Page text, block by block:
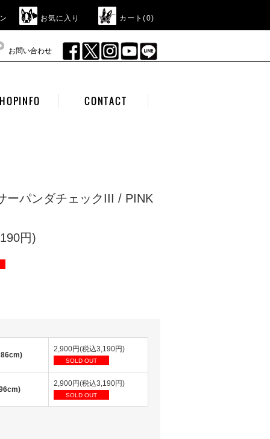
お気に入り カート(0)
お問い合わせ
CONTACT
ーパンダチェックIII / PINK
円)
2,900円(税込3,190円)
SOLD OUT
2,900円(税込3,190円)
SOLD OUT